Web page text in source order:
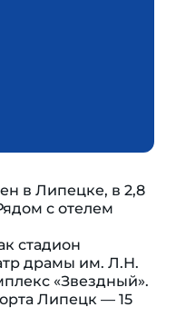
в Липецке, в 2,8
с отелем
стадион
драмы им. Л.Н.
«Звездный».
Липецк — 15